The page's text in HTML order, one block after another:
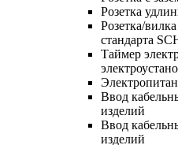
Розетка
Розетка/
стандарта
Таймер
Ввод
изделий
Ввод
изделий